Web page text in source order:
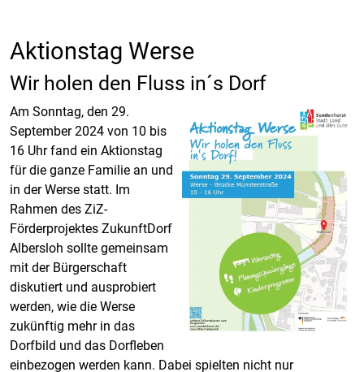
Aktionstag Werse
Wir holen den Fluss in´s Dorf
Am Sonntag, den 29.
September 2024 von 10 bis
16 Uhr fand ein Aktionstag
für die ganze Familie an und
in der Werse statt. Im
Rahmen des ZiZ-
Förderprojektes ZukunftDorf
Albersloh sollte gemeinsam
mit der Bürgerschaft
diskutiert und ausprobiert
werden, wie die Werse
zukünftig mehr in das
Dorfbild und das Dorfleben
einbezogen werden kann. Dabei spielten nicht nur